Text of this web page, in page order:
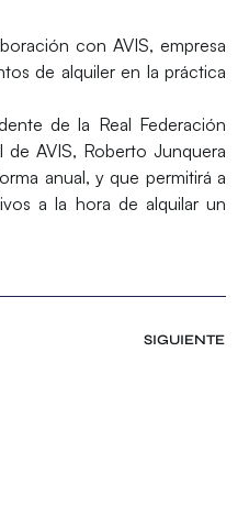
conAVIS, empresa
de alquiler en la práctica
de la Real Federación
de AVIS, Roberto Junquera
anual, y que permitirá a
a la hora de alquilar un
SIGUIENTE